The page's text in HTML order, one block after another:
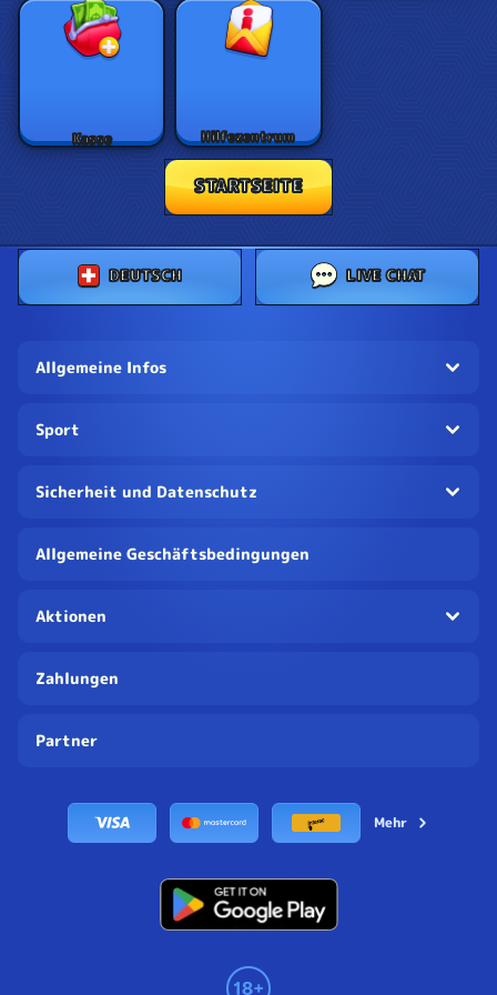
Kasse Hilfezentrum
STARTSEITE
DEUTSCH LIVE CHAT
Allgemeine Infos
Sport
Sicherheit und Datenschutz
Allgemeine Geschäftsbedingungen
Aktionen
Zahlungen
Partner
Mehr